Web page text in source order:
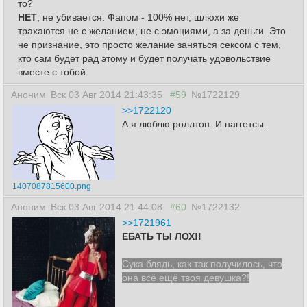
то?
НЕТ , не убивается. Фапом - 100% нет, шлюхи же
трахаются не с желанием, не с эмоциями, а за деньги. Это
не признание, это просто желание заняться сексом с тем,
кто сам будет рад этому и будет получать удовольствие
вместе с тобой.
Аноним Вск 03 Авг 2014 21:43:35 #59 №1722129
1407087815600.png
>>1722120
А я люблю роллтон. И наггетсы.
Аноним Вск 03 Авг 2014 21:44:08 #60 №1722132
>>1721961
ЕБАТЬ ТЫ ЛОХ!!
Сука блядь, как так получилось, что
она всё ещё твоя девушка?!